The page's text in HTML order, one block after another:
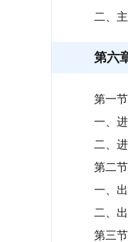
二、
第六
第一
一、
二、
第二
一、
二、
第三